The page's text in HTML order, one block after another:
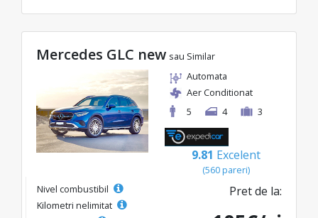
Mercedes GLC new sau Similar
Automata
Aer Conditionat
5
4 3
9.81 Excelent
(560 pareri)
Nivel combustibil
Kilometri nelimitat
Pret de la: